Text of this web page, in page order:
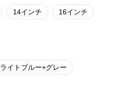
14インチ 16インチ
ライトブルー+グレー